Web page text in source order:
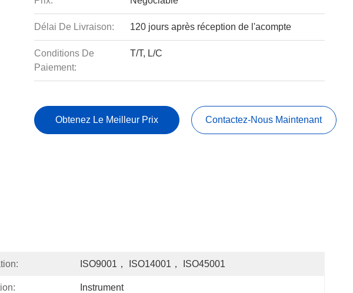
Délai De Livraison: 120 jours après réception de l'acompte
Conditions De
Paiement:
T/T, L/C
Obtenez Le Meilleur Prix Contactez-Nous Maintenant
ISO9001， ISO14001， ISO45001
Instrument